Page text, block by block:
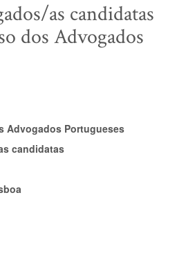
as candidatas
dos Advogados
Advogados Portugueses
candidatas